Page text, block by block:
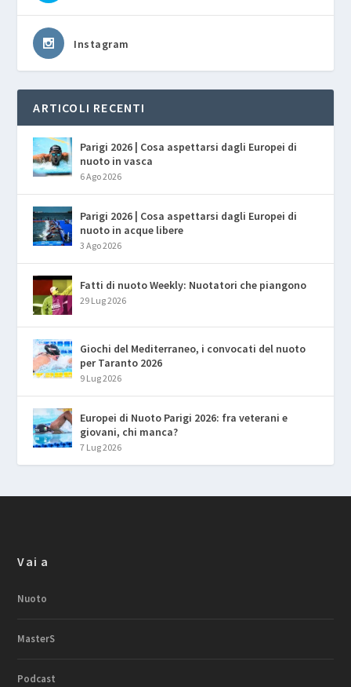
Instagram
ARTICOLI RECENTI
Parigi 2026 | Cosa aspettarsi dagli Europei di
nuoto in vasca
6 Ago 2026
Parigi 2026 | Cosa aspettarsi dagli Europei di
nuoto in acque libere
3 Ago 2026
Fatti di nuoto Weekly: Nuotatori che piangono
29 Lug 2026
Giochi del Mediterraneo, i convocati del nuoto
per Taranto 2026
9 Lug 2026
Europei di Nuoto Parigi 2026: fra veterani e
giovani, chi manca?
7 Lug 2026
Vai a
Nuoto
MasterS
Podcast